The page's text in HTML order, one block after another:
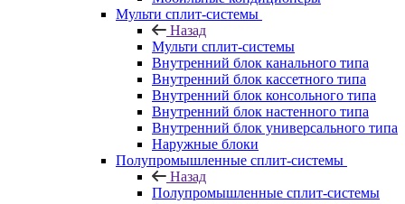
Мульти сплит-системы
Назад
Мульти сплит-системы
Внутренний блок канального типа
Внутренний блок кассетного типа
Внутренний блок консольного типа
Внутренний блок настенного типа
Внутренний блок универсального типа
Наружные блоки
Полупромышленные сплит-системы
Назад
Полупромышленные сплит-системы